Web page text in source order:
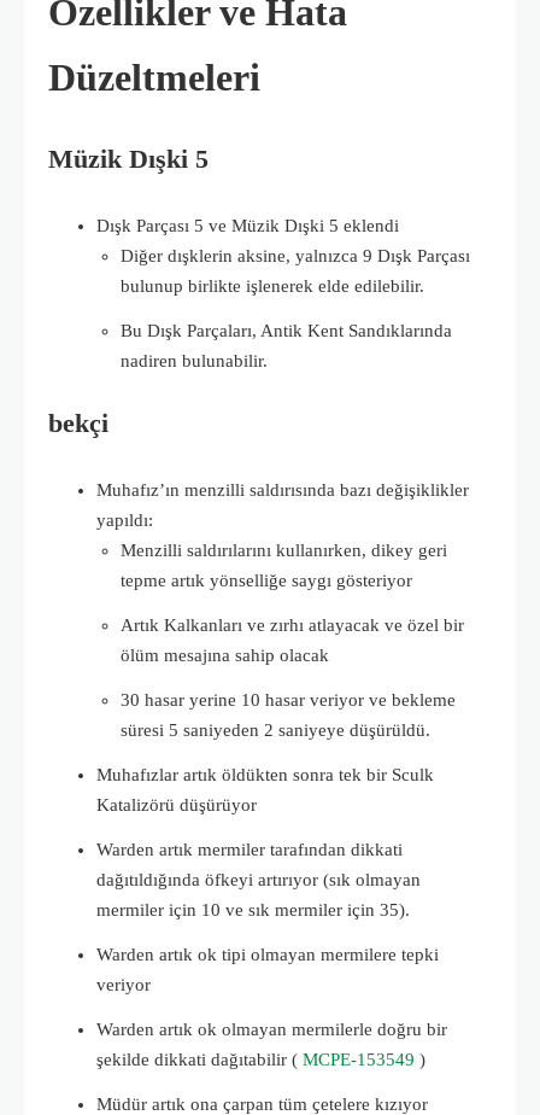
Özellikler ve Hata
Düzeltmeleri
Müzik Dışki 5
Dışk Parçası 5 ve Müzik Dışki 5 eklendi
Diğer dışklerin aksine, yalnızca 9 Dışk Parçası
bulunup birlikte işlenerek elde edilebilir.
Bu Dışk Parçaları, Antik Kent Sandıklarında
nadiren bulunabilir.
bekçi
Muhafız’ın menzilli saldırısında bazı değişiklikler
yapıldı:
Menzilli saldırılarını kullanırken, dikey geri
tepme artık yönselliğe saygı gösteriyor
Artık Kalkanları ve zırhı atlayacak ve özel bir
ölüm mesajına sahip olacak
30 hasar yerine 10 hasar veriyor ve bekleme
süresi 5 saniyeden 2 saniyeye düşürüldü.
Muhafızlar artık öldükten sonra tek bir Sculk
Katalizörü düşürüyor
Warden artık mermiler tarafından dikkati
dağıtıldığında öfkeyi artırıyor (sık olmayan
mermiler için 10 ve sık mermiler için 35).
Warden artık ok tipi olmayan mermilere tepki
veriyor
Warden artık ok olmayan mermilerle doğru bir
şekilde dikkati dağıtabilir ( MCPE-153549 )
Müdür artık ona çarpan tüm çetelere kızıyor